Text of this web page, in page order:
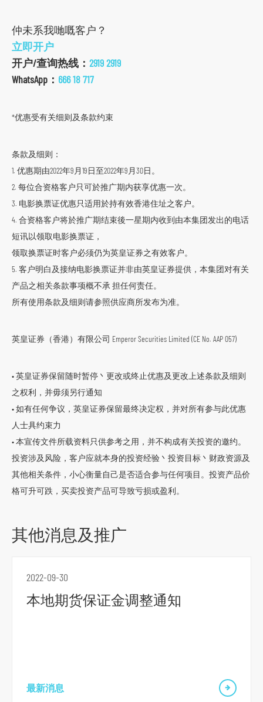
仲未系我哋嘅客户？
立即开户
开户/查询热线： 2919 2919
WhatsApp： 666 18 717
*优惠受有关细则及条款约束
条款及细则：
1. 优惠期由2022年9月19日至2022年9月30日。
2. 每位合资格客户只可於推广期内获享优惠一次。
3. 电影换票证优惠只适用於持有效香港住址之客户。
4. 合资格客户将於推广期结束後一星期内收到由本集团发出的电话
短讯以领取电影换票证，
领取换票证时客户必须仍为英皇证券之有效客户。
5. 客户明白及接纳电影换票证并非由英皇证券提供，本集团对有关
产品之相关条款事项概不承 担任何责任。
所有使用条款及细则请参照供应商所发布为准。
英皇证券（香港）有限公司 Emperor Securities Limited (CE No. AAP 057)
• 英皇证券保留随时暂停丶更改或终止优惠及更改上述条款及细则
之权利，并毋须另行通知
• 如有任何争议，英皇证券保留最终决定权，并对所有参与此优惠
人士具约束力
• 本宣传文件所载资料只供参考之用，并不构成有关投资的邀约。
投资涉及风险，客户应就本身的投资经验丶投资目标丶财政资源及
其他相关条件，小心衡量自己是否适合参与任何项目。投资产品价
格可升可跌，买卖投资产品可导致亏损或盈利。
其他消息及推广
2022-09-30
本地期货保证金调整通知
最新消息